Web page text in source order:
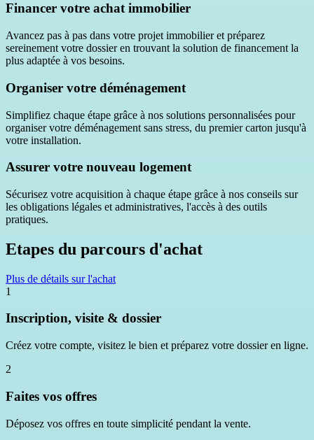
Financer votre achat immobilier
Avancez pas à pas dans votre projet immobilier et préparez
sereinement votre dossier en trouvant la solution de financement la
plus adaptée à vos besoins.
Organiser votre déménagement
Simplifiez chaque étape grâce à nos solutions personnalisées pour
organiser votre déménagement sans stress, du premier carton jusqu'à
votre installation.
Assurer votre nouveau logement
Sécurisez votre acquisition à chaque étape grâce à nos conseils sur
les obligations légales et administratives, l'accès à des outils
pratiques.
Etapes du parcours d'achat
Plus de détails sur l'achat
1
Inscription, visite & dossier
Créez votre compte, visitez le bien et préparez votre dossier en ligne.
2
Faites vos offres
Déposez vos offres en toute simplicité pendant la vente.